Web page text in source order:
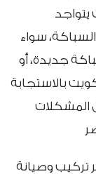
يتواجد
سواء
جديدة، أو
بالاستجابة
المشكلات
تركيب وصيانة